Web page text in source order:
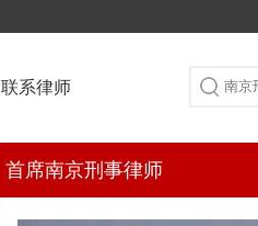
联系律师
首席南京刑事律师